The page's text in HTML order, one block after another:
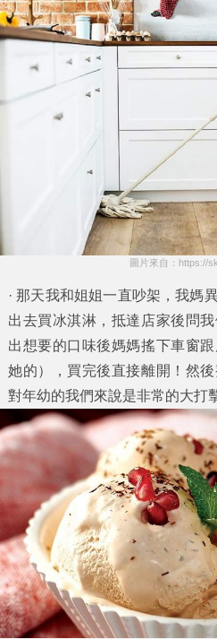
圖片來自：https://
· 那天我和姐姐一直吵架，我媽
出去買冰淇淋，抵達店家後問
出想要的口味後媽媽搖下車窗
她的），買完後直接離開！然
對年幼的我們來說是非常的大打